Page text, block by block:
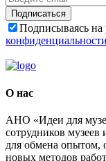
Подписаться
Подписываясь на
конфиденциальности
О нас
АНО «Идеи для
сотрудников
для обмена опытом,
новых методов